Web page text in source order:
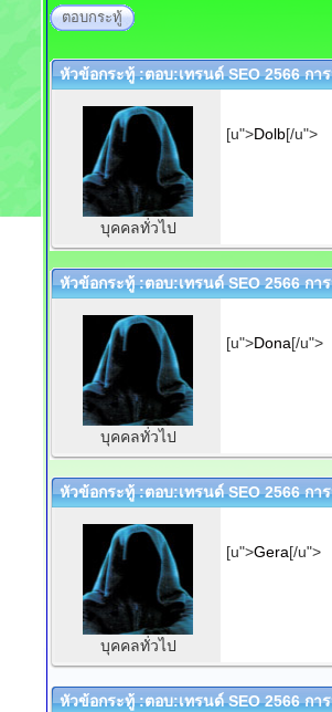
ตอบกระทู้
หัวข้อกระทู้ :ตอบ:เทรนด์ SEO 2566 กา
บุคคลทั่วไป
[u">Dolb[/u">
หัวข้อกระทู้ :ตอบ:เทรนด์ SEO 2566 กา
บุคคลทั่วไป
[u">Dona[/u">
หัวข้อกระทู้ :ตอบ:เทรนด์ SEO 2566 กา
บุคคลทั่วไป
[u">Gera[/u">
หัวข้อกระทู้ :ตอบ:เทรนด์ SEO 2566 กา